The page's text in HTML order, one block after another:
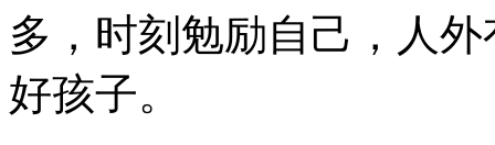
多，时刻勉励自己，人
好孩子。